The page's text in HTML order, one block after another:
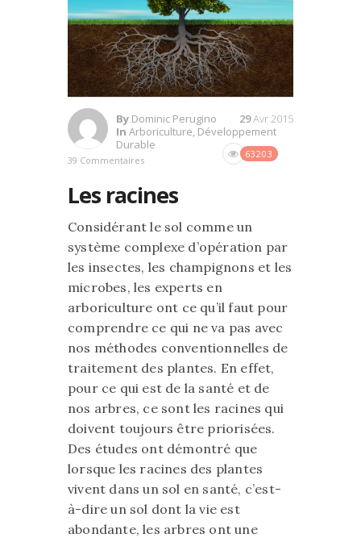
By Dominic Perugino
In Arboriculture Développement
Durable
39 Commentaires
63203
29Avr 2015
Les racines
Considérant le sol comme un
système complexe d’opération par
les insectes, les champignons et les
microbes, les experts en
arboriculture ont ce qu’il faut pour
comprendre ce qui ne va pas avec
nos méthodes conventionnelles de
traitement des plantes. En effet,
pour ce qui est de la santé et de
nos arbres, ce sont les racines qui
doivent toujours être priorisées.
Des études ont démontré que
lorsque les racines des plantes
vivent dans un sol en santé, c’est-
à-dire un sol dont la vie est
abondante, les arbres ont une